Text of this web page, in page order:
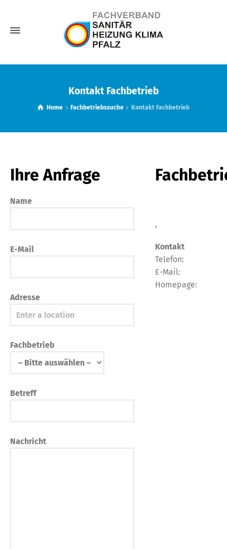
Kontakt Fachbetrieb
Home Fachbetriebssuche Kontakt Fachbetrieb
Ihre Anfrage
Name
E-Mail
Adresse
Fachbetrieb
Betreff
Nachricht
,
Kontakt
Telefon:
E-Mail:
Homepage: